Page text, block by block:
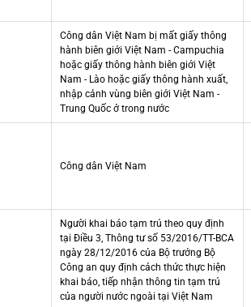
Công dân Việt Nam bị mất giấy thông
hành biên giới Việt Nam - Campuchia
hoặc giấy thông hành biên giới Việt
Nam - Lào hoặc giấy thông hành xuất,
nhập cảnh vùng biên giới Việt Nam -
Trung Quốc ở trong nước
Công dân Việt Nam
Người khai báo tạm trú theo quy định
tại Điều 3, Thông tư số 53/2016/TT-BCA
ngày 28/12/2016 của Bộ trưởng Bộ
Công an quy định cách thức thực hiện
khai báo, tiếp nhận thông tin tạm trú
của người nước ngoài tại Việt Nam